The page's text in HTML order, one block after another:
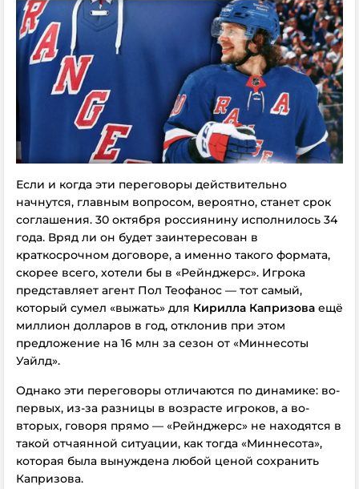
Если и когда эти переговоры действительно
начнутся, главным вопросом, вероятно, станет срок
соглашения. 30 октября россиянину исполнилось 34
года. Вряд ли он будет заинтересован в
краткосрочном договоре, а именно такого формата,
скорее всего, хотели бы в «Рейнджерс». Игрока
представляет агент Пол Теофанос — тот самый,
который сумел «выжать» для Кирилла Капризова ещё
миллион долларов в год, отклонив при этом
предложение на 16 млн за сезон от «Миннесоты
Уайлд».
Однако эти переговоры отличаются по динамике: во-
первых, из-за разницы в возрасте игроков, а во-
вторых, говоря прямо — «Рейнджерс» не находятся в
такой отчаянной ситуации, как тогда «Миннесота»,
которая была вынуждена любой ценой сохранить
Капризова.